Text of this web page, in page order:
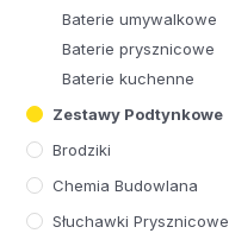
Baterie umywalkowe
Baterie prysznicowe
Baterie kuchenne
Zestawy Podtynkowe
Brodziki
Chemia Budowlana
Słuchawki Prysznicowe